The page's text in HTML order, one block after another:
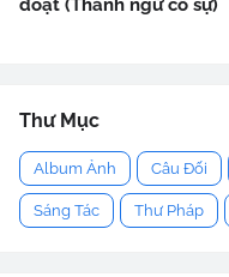
đoạt (Thành ngữ cố sự)
Thư Mục
Album Ảnh Câu Đối
Sáng Tác Thư Pháp